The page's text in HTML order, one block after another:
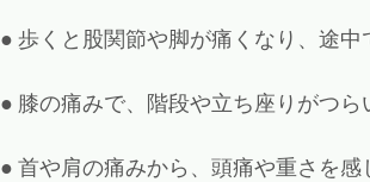
● 歩くと股関節や脚が痛くなり、途中
● 膝の痛みで、階段や立ち座りがつら
● 首や肩の痛みから、頭痛や重さを感